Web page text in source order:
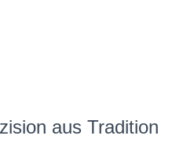
aus Tradition